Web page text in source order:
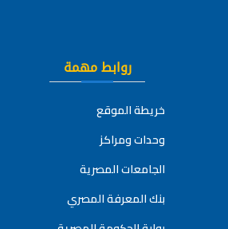
روابط مهمة
خريطة الموقع
وحدات ومراكز
الجامعات المصرية
بنك المعرفة المصري